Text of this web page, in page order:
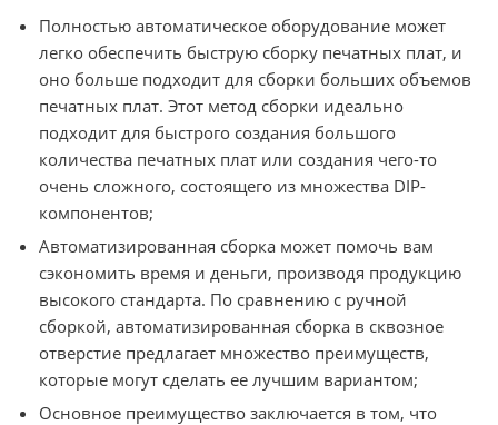
Полностью автоматическое оборудование может
легко обеспечить быструю сборку печатных плат, и
оно больше подходит для сборки больших объемов
печатных плат. Этот метод сборки идеально
подходит для быстрого создания большого
количества печатных плат или создания чего-то
очень сложного, состоящего из множества DIP-
компонентов;
Автоматизированная сборка может помочь вам
сэкономить время и деньги, производя продукцию
высокого стандарта. По сравнению с ручной
сборкой, автоматизированная сборка в сквозное
отверстие предлагает множество преимуществ,
которые могут сделать ее лучшим вариантом;
Основное преимущество заключается в том, что